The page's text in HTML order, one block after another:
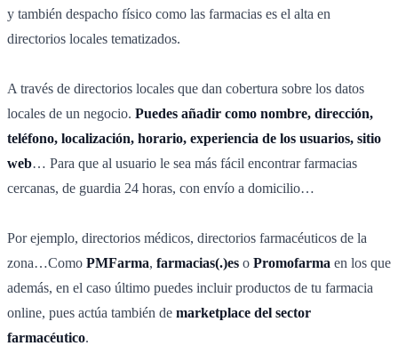
y también despacho físico como las farmacias es el alta en
directorios locales tematizados.
A través de directorios locales que dan cobertura sobre los datos
locales de un negocio. Puedes añadir como nombre, dirección,
teléfono, localización, horario, experiencia de los usuarios, sitio
web… Para que al usuario le sea más fácil encontrar farmacias
cercanas, de guardia 24 horas, con envío a domicilio…
Por ejemplo, directorios médicos, directorios farmacéuticos de la
zona…Como PMFarma, farmacias(.)es o Promofarma en los que
además, en el caso último puedes incluir productos de tu farmacia
online, pues actúa también de marketplace del sector
farmacéutico.